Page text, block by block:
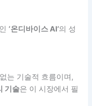
‘온디바이스 AI’의 성
는 기술적 흐름이며,
기술은 이 시장에서 필